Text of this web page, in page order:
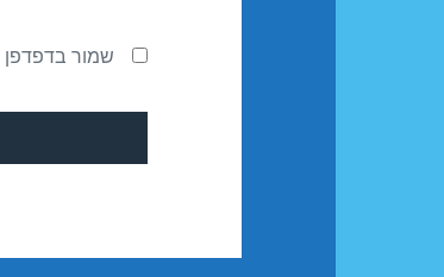
שמור